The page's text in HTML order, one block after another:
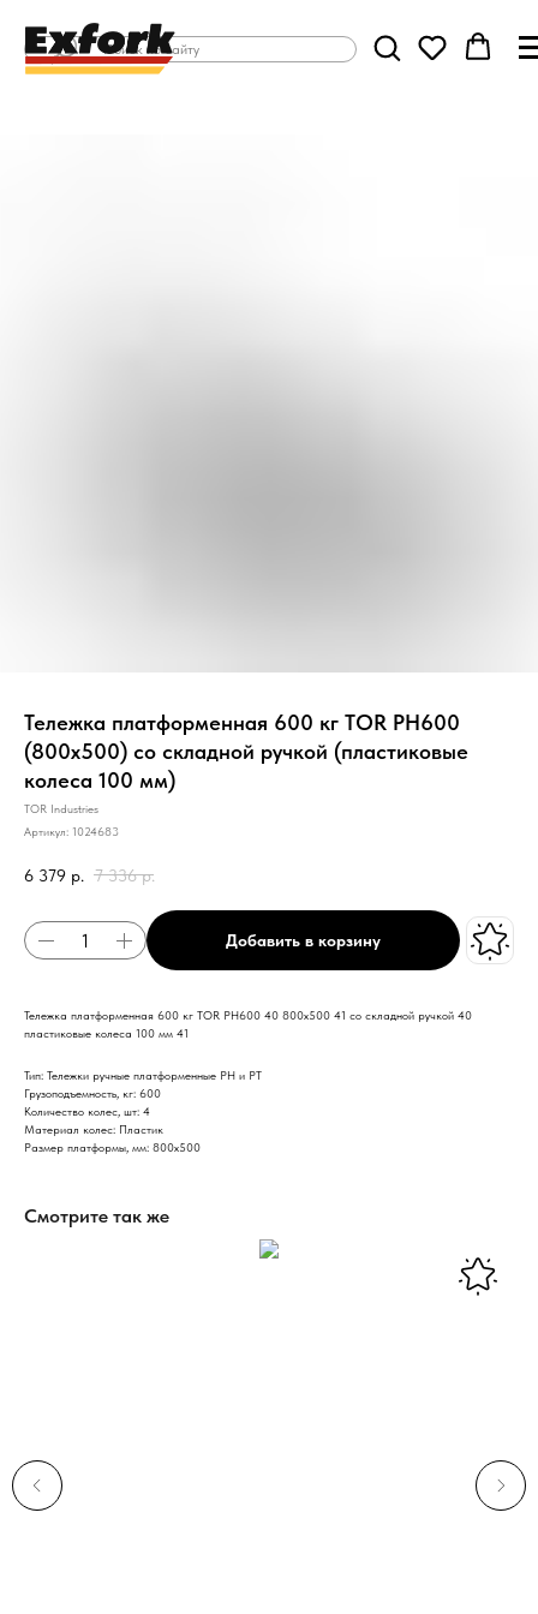
Тележка платформенная 600 кг TOR PH600
(800х500) со складной ручкой (пластиковые
колеса 100 мм)
TOR Industries
Артикул: 1024683
6 379 р. 7 336 р.
Добавить в корзину
Тележка платформенная 600 кг TOR PH600 40 800х500 41 со складной ручкой 40
пластиковые колеса 100 мм 41
Тип: Тележки ручные платформенные PH и PT
Грузоподъемность, кг: 600
Количество колес, шт: 4
Материал колес: Пластик
Размер платформы, мм: 800х500
Смотрите так же